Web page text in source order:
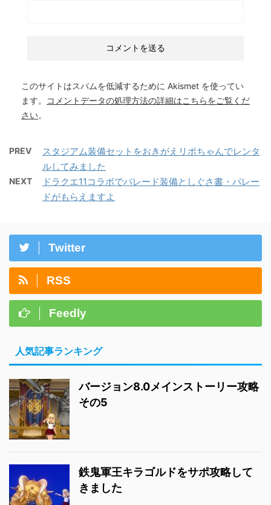
このサイトはスパムを低減するために Akismet を使ってい
ます。
コメントデータの処理方法の詳細はこちらをご覧くだ
さい。
PREV
スタジアム装備セットをおきがえリポちゃんでレンタ
ルしてみました
NEXT
ドラクエ11コラボでパレード装備としぐさ書・パレー
ドがもらえますよ
Twitter
RSS
Feedly
人気記事ランキング
バージョン8.0メインストーリー攻略
その5
鉄鬼軍王キラゴルドをサポ攻略して
きました